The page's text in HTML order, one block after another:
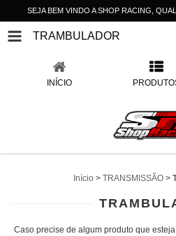
SEJA BEM VINDO A SHOP RACING,
TRAMBULADOR
INÍCIO
Início > TRANSMISSÃO >
Caso precise de algum produto que